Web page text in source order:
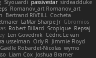
Siyouardi passivestar sirdeadduke
Romanov_art Romanov_art
Bertrand RIVEILL Cocheta
LaMar Sharpe Jr Gbromios
Robert Billard Scopique Repsaj
Len Govednik Cédric Le van
usselman Orly R Jimmie Floyd
Gaëlle Robardet-Nicolas wymo
Liam Cox Joshua Bramer